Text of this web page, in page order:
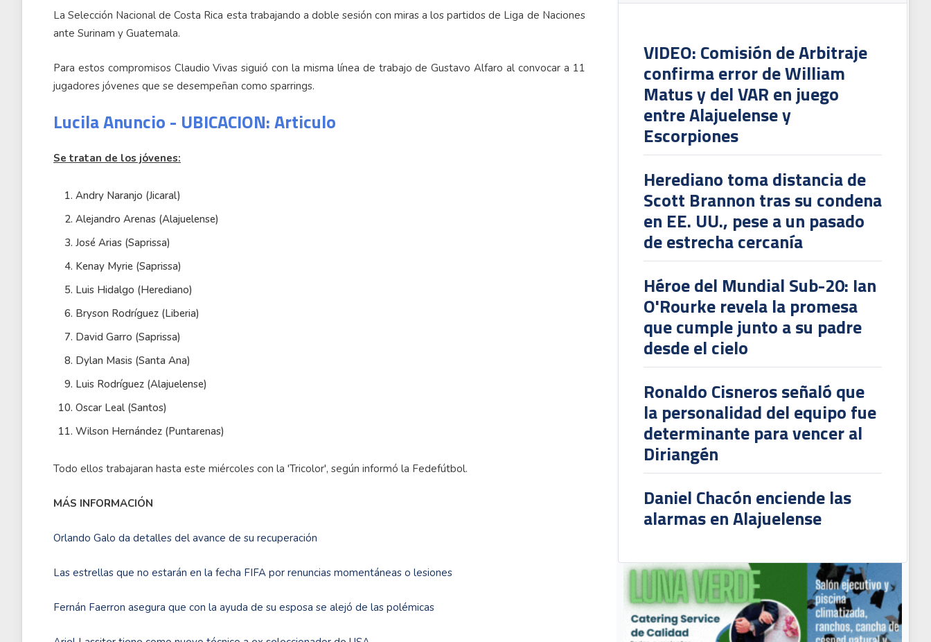
VIDEO: Comisión de Arbitraje
confirma error de William
Matus y del VAR en juego
entre Alajuelense y
Escorpiones
Herediano toma distancia de
Scott Brannon tras su condena
en EE. UU., pese a un pasado
de estrecha cercanía
Héroe del Mundial Sub-20: Ian
O'Rourke revela la promesa
que cumple junto a su padre
desde el cielo
Ronaldo Cisneros señaló que
la personalidad del equipo fue
determinante para vencer al
Diriangén
Daniel Chacón enciende las
alarmas en Alajuelense
La Selección Nacional de Costa Rica esta trabajando a doble sesión con miras a los partidos de Liga de Naciones
ante Surinam y Guatemala.
Para estos compromisos Claudio Vivas siguió con la misma línea de trabajo de Gustavo Alfaro al convocar a 11
jugadores jóvenes que se desempeñan como sparrings.
Lucila Anuncio - UBICACION: Articulo
Se tratan de los jóvenes:
Andry Naranjo (Jicaral)
Alejandro Arenas (Alajuelense)
José Arias (Saprissa)
Kenay Myrie (Saprissa)
Luis Hidalgo (Herediano)
Bryson Rodríguez (Liberia)
David Garro (Saprissa)
Dylan Masis (Santa Ana)
Luis Rodríguez (Alajuelense)
Oscar Leal (Santos)
Wilson Hernández (Puntarenas)
Todo ellos trabajaran hasta este miércoles con la 'Tricolor', según informó la Fedefútbol.
MÁS INFORMACIÓN
Orlando Galo da detalles del avance de su recuperación
Las estrellas que no estarán en la fecha FIFA por renuncias momentáneas o lesiones
Fernán Faerron asegura que con la ayuda de su esposa se alejó de las polémicas